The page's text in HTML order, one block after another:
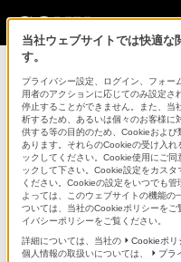
カムコーダー用周辺機器・
な仕様
法人のお客様
カムコーダー用周辺機器・
NP-F970/PRO
リ
当社ウェブサイトでは快適
す。
プライバシー設定、ログイン、フォー
用者のアクションに応じてのみ設定
停止することができません。また、当
析するため、あるいは個々のお客様に
供する等の目的のため、Cookieおよ
あります。それらのCookieの受け入
ックしてください。Cookie使用にご
ックして下さい。Cookie設定をカス
ください。Cookieの設定をいつでも
よっては、このウェブサイトの機能
ついては、当社のCookieポリシーを
イバシーポリシーをご覧ください。
詳細については、当社の
Cookieポリ
個人情報の取扱いについては、
プラ